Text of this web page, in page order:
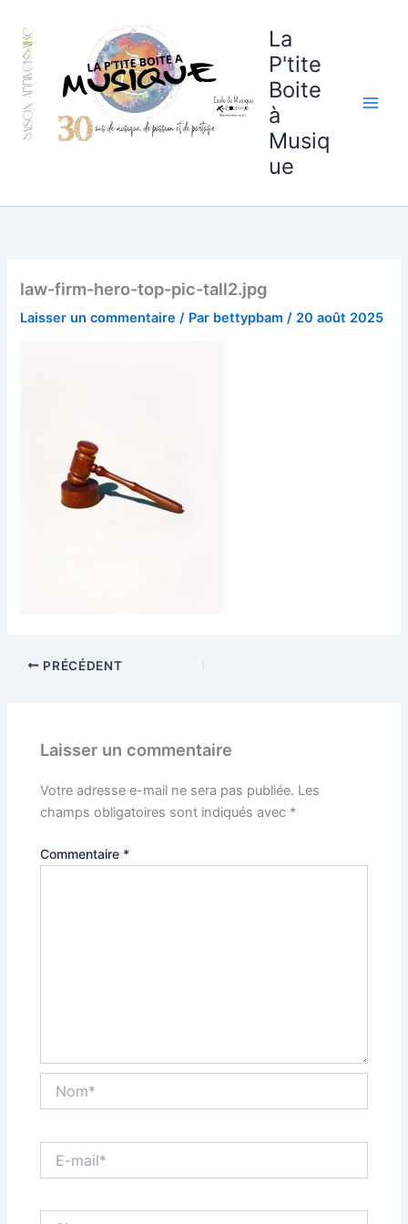
contenu
La
P'tite
Boite
à
Musiq
ue
law-firm-hero-top-pic-tall2.jpg
Laisser un commentaire / Par bettypbam/ 20 août 2025
PRÉCÉDENT
Laisser un commentaire
Votre adresse e-mail ne sera pas publiée. Les
champs obligatoires sont indiqués avec *
Commentaire *
mail*